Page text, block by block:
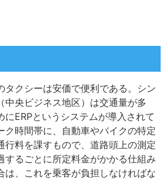
タクシーは安価で便利である。シン
中央ビジネス地区）は交通量が多
にERPというシステムが導入されて
ク時間帯に、自動車やバイクの特定
行料を課すもので、道路頭上の測定
するごとに所定料金がかかる仕組み
は、これを乗客が負担しなければな